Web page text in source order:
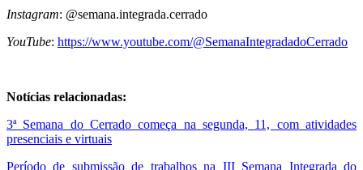
Instagram: @semana.integrada.cerrado
YouTube: https://www.youtube.com/@SemanaIntegradadoCerrado
Notícias relacionadas:
3ª Semana do Cerrado começa na segunda, 11, com atividades
presenciais e virtuais
Período de submissão de trabalhos na III Semana Integrada do